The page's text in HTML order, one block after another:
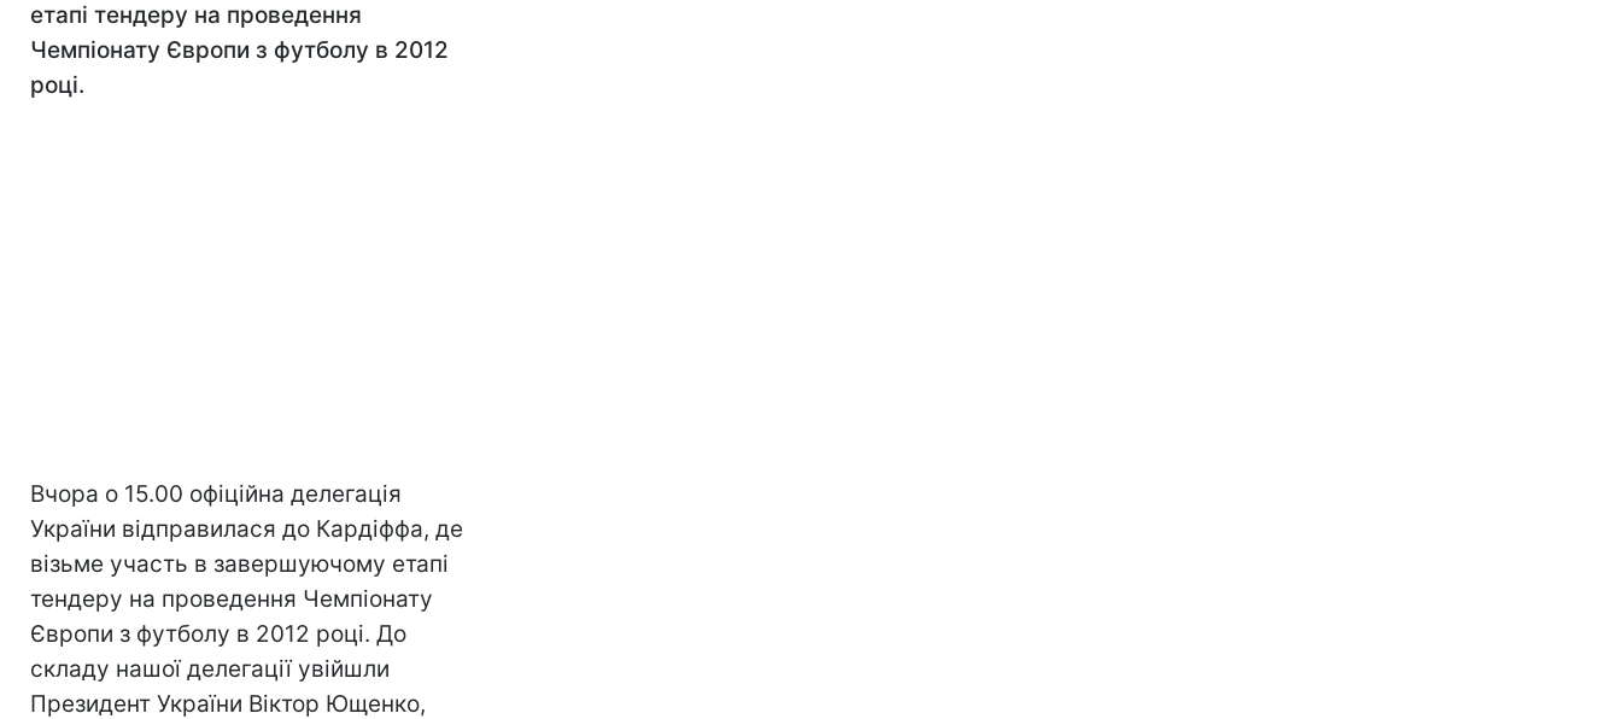
етапі тендеру на проведення
Чемпіонату Європи з футболу в 2012
році.
Вчора о 15.00 офіційна делегація
України відправилася до Кардіффа, де
візьме участь в завершуючому етапі
тендеру на проведення Чемпіонату
Європи з футболу в 2012 році. До
складу нашої делегації увійшли
Президент України Віктор Ющенко,